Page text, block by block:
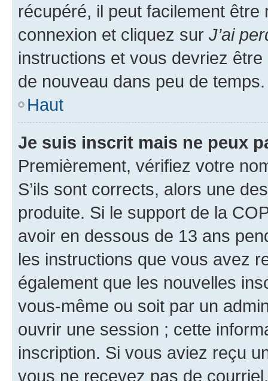
récupéré, il peut facilement
connexion et cliquez sur J’ai
instructions et vous devriez
de nouveau dans peu de temps.
Haut
Je suis inscrit mais ne peux
Premièrement, vérifiez votre
S’ils sont corrects, alors une
produite. Si le support de la
avoir en dessous de 13 ans
les instructions que vous avez
également que les nouvelles
vous-même ou soit par un
ouvrir une session ; cette
inscription. Si vous aviez reçu
vous ne recevez pas de